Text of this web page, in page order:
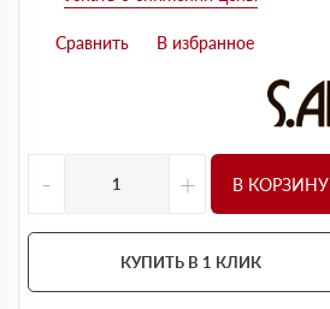
- + В КОРЗИНУ
КУПИТЬ В 1 КЛИК